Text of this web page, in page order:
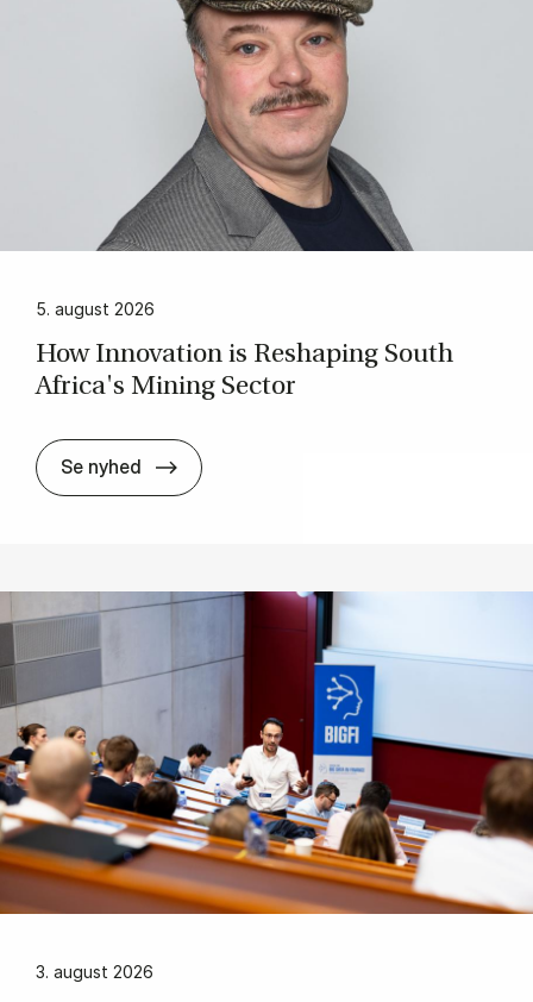
5. august 2026
How In­nova­tion is Res­ha­ping South
Afri­ca's Mi­ning Sector
Se nyhed How In­nova­tion is Res­ha­ping South
3. august 2026